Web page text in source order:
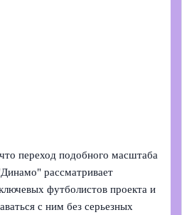
переход подобного масштаба
рассматривает
футболистов проекта и
с ним без серьезных